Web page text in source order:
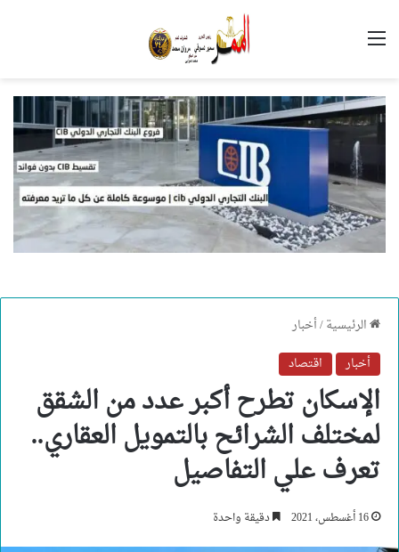
القائمة
الرئيسية/أخبار
أخبار
اقتصاد
الإسكان تطرح أكبر عدد من الشقق
لمختلف الشرائح بالتمويل العقاري..
تعرف علي التفاصيل
16 أغسطس، 2021 دقيقة واحدة